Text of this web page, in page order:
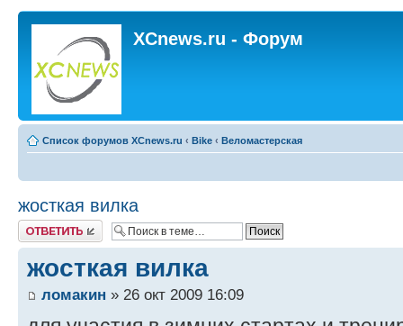
XCnews.ru - Форум
Список форумов XCnews.ru ‹ Bike ‹ Веломастерская
жосткая вилка
Ответить
жосткая вилка
ломакин » 26 окт 2009 16:09